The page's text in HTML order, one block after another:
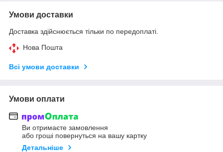
Умови доставки
Доставка здійснюється тільки по передоплаті.
Нова Пошта
Всі умови доставки
Умови оплати
Ви отримаєте замовлення
або гроші повернуться на вашу картку
Детальніше